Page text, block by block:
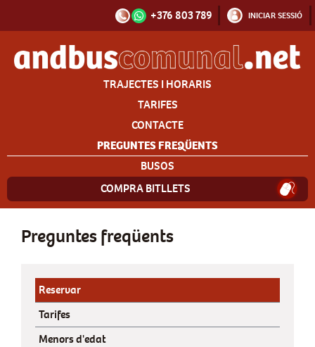
+376 803 789 INICIAR SESSIÓ
TRAJECTES I HORARIS
TARIFES
CONTACTE
PREGUNTES FREQÜENTS
BUSOS
COMPRA BITLLETS
Preguntes freqüents
Reservar
Tarifes
Menors d'edat